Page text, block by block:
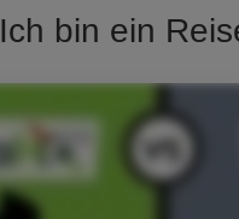
Ich bin ein